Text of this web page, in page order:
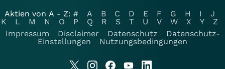
Aktien von A - Z: # A B C D E F G H I
J
K
L M N O P Q R S T U V W X Y
Z
Impressum
Disclaimer Datenschutz
Datenschutz-
Einstellungen
Nutzungsbedingungen